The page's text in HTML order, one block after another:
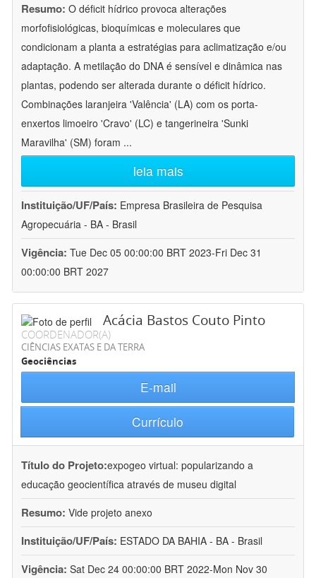
Resumo: O déficit hídrico provoca alterações
morfofisiológicas, bioquímicas e moleculares que
condicionam a planta a estratégias para aclimatização e/ou
adaptação. A metilação do DNA é sensível e dinâmica nas
plantas, podendo ser alterada durante o déficit hídrico.
Combinações laranjeira 'Valência' (LA) com os porta-
enxertos limoeiro 'Cravo' (LC) e tangerineira 'Sunki
Maravilha' (SM) foram ...
leia mais
Instituição/UF/País: Empresa Brasileira de Pesquisa
Agropecuária - BA - Brasil
Vigência: Tue Dec 05 00:00:00 BRT 2023-Fri Dec 31
00:00:00 BRT 2027
Acácia Bastos Couto Pinto
COORDENADOR(A)
CIÊNCIAS EXATAS E DA TERRA
Geociências
E-mail
Currículo
Título do Projeto:expogeo virtual: popularizando a
educação geocientífica através de museu digital
Resumo: Vide projeto anexo
Instituição/UF/País: ESTADO DA BAHIA - BA - Brasil
Vigência: Sat Dec 24 00:00:00 BRT 2022-Mon Nov 30